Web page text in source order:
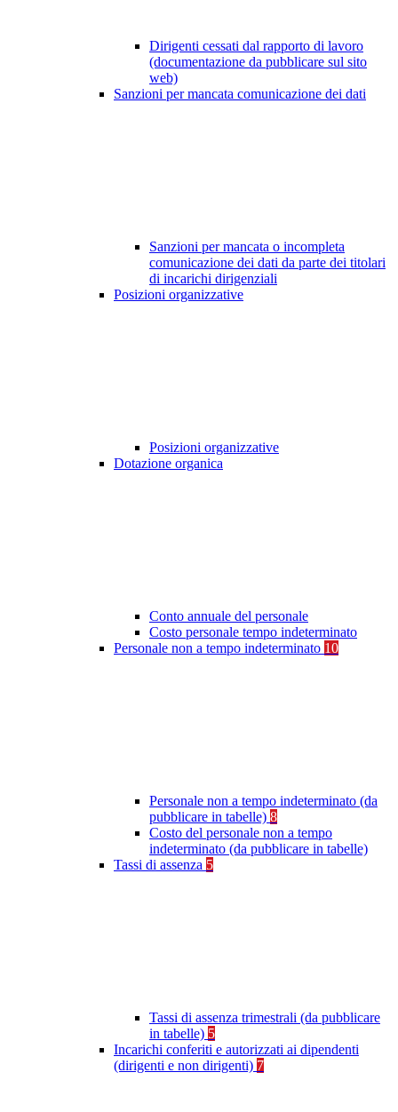
Dirigenti cessati dal rapporto di lavoro
(documentazione da pubblicare sul sito
web)
Sanzioni per mancata comunicazione dei dati
Sanzioni per mancata o incompleta
comunicazione dei dati da parte dei titolari
di incarichi dirigenziali
Posizioni organizzative
Posizioni organizzative
Dotazione organica
Conto annuale del personale
Costo personale tempo indeterminato
Personale non a tempo indeterminato 10
Personale non a tempo indeterminato (da
pubblicare in tabelle) 8
Costo del personale non a tempo
indeterminato (da pubblicare in tabelle)
Tassi di assenza 5
Tassi di assenza trimestrali (da pubblicare
in tabelle) 5
Incarichi conferiti e autorizzati ai dipendenti
(dirigenti e non dirigenti) 7